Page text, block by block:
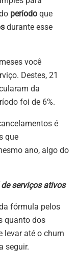
período que
durante esse
você
Destes, 21
da
foi de 6%.
é
que
ano, algo do
serviços ativos
fórmula pelos
quanto dos
levar até o churn
seguir.